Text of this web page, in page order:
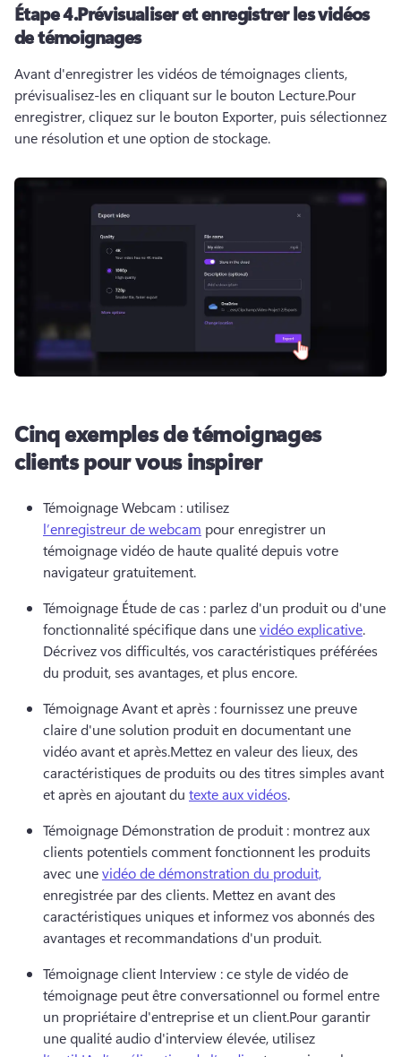
Étape 4.Prévisualiser et enregistrer les vidéos
de témoignages
Avant d'enregistrer les vidéos de témoignages clients,
prévisualisez-les en cliquant sur le bouton Lecture.Pour
enregistrer, cliquez sur le bouton Exporter, puis sélectionnez
une résolution et une option de stockage.
Cinq exemples de témoignages
clients pour vous inspirer
Témoignage Webcam : utilisez
l’enregistreur de webcam pour enregistrer un
témoignage vidéo de haute qualité depuis votre
navigateur gratuitement.
Témoignage Étude de cas : parlez d'un produit ou d'une
fonctionnalité spécifique dans une vidéo explicative.
Décrivez vos difficultés, vos caractéristiques préférées
du produit, ses avantages, et plus encore.
Témoignage Avant et après : fournissez une preuve
claire d'une solution produit en documentant une
vidéo avant et après.Mettez en valeur des lieux, des
caractéristiques de produits ou des titres simples avant
et après en ajoutant du texte aux vidéos.
Témoignage Démonstration de produit : montrez aux
clients potentiels comment fonctionnent les produits
avec une vidéo de démonstration du produit,
enregistrée par des clients. Mettez en avant des
caractéristiques uniques et informez vos abonnés des
avantages et recommandations d'un produit.
Témoignage client Interview : ce style de vidéo de
témoignage peut être conversationnel ou formel entre
un propriétaire d'entreprise et un client.Pour garantir
une qualité audio d'interview élevée, utilisez